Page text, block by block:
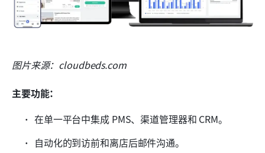
图片来源：cloudbeds.com
主要功能：
在单一平台中集成 PMS、渠道管理器和 CRM。
自动化的到访前和离店后邮件沟通。